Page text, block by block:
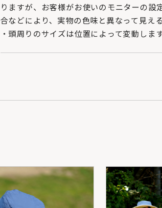
りますが、お客様がお使いのモニターの設
合などにより、実物の色味と異なって見え
・頭周りのサイズは位置によって変動します